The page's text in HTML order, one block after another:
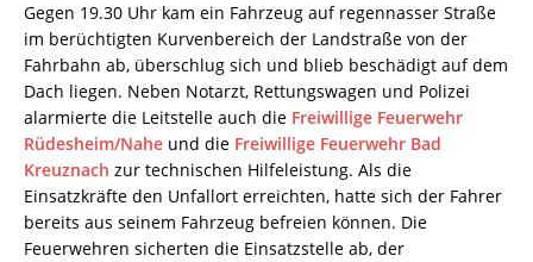
Gegen 19.30 Uhr kam ein Fahrzeug auf regennasser Straße
im berüchtigten Kurvenbereich der Landstraße von der
Fahrbahn ab, überschlug sich und blieb beschädigt auf dem
Dach liegen. Neben Notarzt, Rettungswagen und Polizei
alarmierte die Leitstelle auch die Freiwillige Feuerwehr
Rüdesheim/Nahe und die Freiwillige Feuerwehr Bad
Kreuznach zur technischen Hilfeleistung. Als die
Einsatzkräfte den Unfallort erreichten, hatte sich der Fahrer
bereits aus seinem Fahrzeug befreien können. Die
Feuerwehren sicherten die Einsatzstelle ab, der